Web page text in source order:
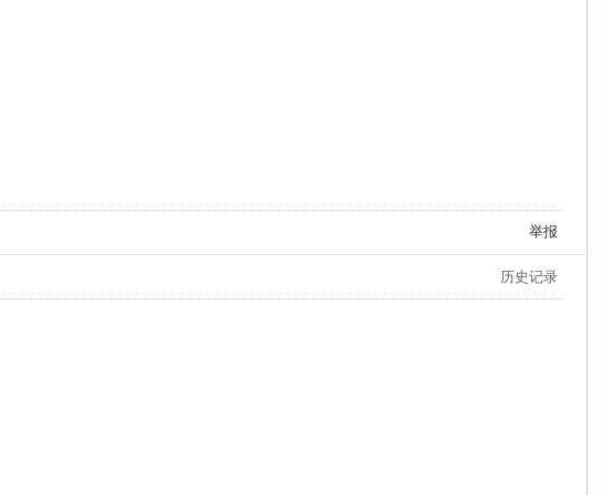
举报
历史记录